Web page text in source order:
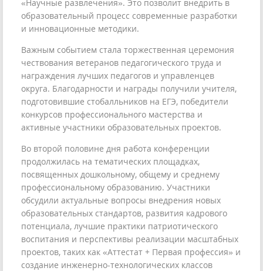
«Научные развлечения». Это позволит внедрить в
образовательный процесс современные разработки
и инновационные методики.
Важным событием стала торжественная церемония
чествования ветеранов педагогического труда и
награждения лучших педагогов и управленцев
округа. Благодарности и награды получили учителя,
подготовившие стобалльников на ЕГЭ, победители
конкурсов профессионального мастерства и
активные участники образовательных проектов.
Во второй половине дня работа конференции
продолжилась на тематических площадках,
посвященных дошкольному, общему и среднему
профессиональному образованию. Участники
обсудили актуальные вопросы внедрения новых
образовательных стандартов, развития кадрового
потенциала, лучшие практики патриотического
воспитания и перспективы реализации масштабных
проектов, таких как «Аттестат + Первая профессия» и
создание инженерно-технологических классов